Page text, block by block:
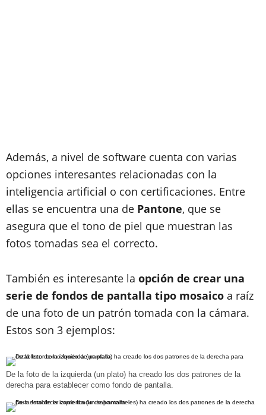
Además, a nivel de software cuenta con varias
opciones interesantes relacionadas con la
inteligencia artificial o con certificaciones. Entre
ellas se encuentra una de Pantone, que se
asegura que el tono de piel que muestran las
fotos tomadas sea el correcto.
También es interesante la opción de crear una
serie de fondos de pantalla tipo mosaico a raíz
de una foto de un patrón tomada con la cámara.
Estos son 3 ejemplos:
De la foto de la izquierda (un plato) ha creado los dos patrones de la
derecha para establecer como fondo de pantalla.